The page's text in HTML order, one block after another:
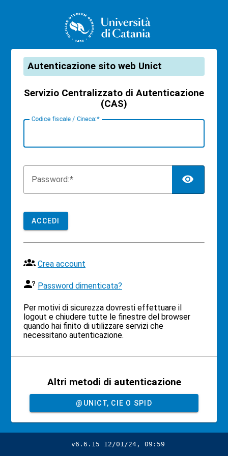
CAS
Autenticazione sito web Unict
Servizio Centralizzato di Autenticazione
(CAS)
Codice fiscale / Cineca:
Password:
ACCEDI
Crea account
Password dimenticata?
Per motivi di sicurezza dovresti effettuare il
logout e chiudere tutte le finestre del browser
quando hai finito di utilizzare servizi che
necessitano autenticazione.
Altri metodi di autenticazione
@UNICT, CIE O SPID
v6.6.15 12/01/24, 09:59